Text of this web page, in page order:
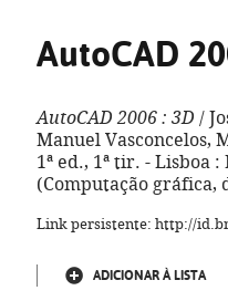
AutoCAD
AutoCAD 2006 : 3D /
Manuel Vasconcelos,
1ª ed., 1ª tir. - Lisboa
(Computação gráfica,
Link persistente: http://
ADICIONAR À LISTA